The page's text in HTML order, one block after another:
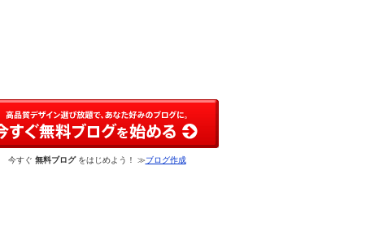
今すぐ 無料ブログをはじめよう！ ≫ブログ作成